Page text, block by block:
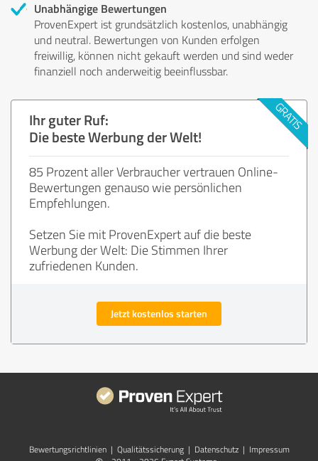
Unabhängige Bewertungen
ProvenExpert ist grundsätzlich kostenlos, unabhängig
und neutral. Bewertungen von Kunden erfolgen
freiwillig, können nicht gekauft werden und sind weder
finanziell noch anderweitig beeinflussbar.
Ihr guter Ruf:
Die beste Werbung der Welt!
85 Prozent aller Verbraucher vertrauen Online-
Bewertungen genauso wie persönlichen
Empfehlungen.
Setzen Sie mit ProvenExpert auf die beste
Werbung der Welt: Die Stimmen Ihrer
zufriedenen Kunden.
Jetzt kostenlos starten
Bewertungs­richtlinien | Qualitätssicherung | Datenschutz | Impressum